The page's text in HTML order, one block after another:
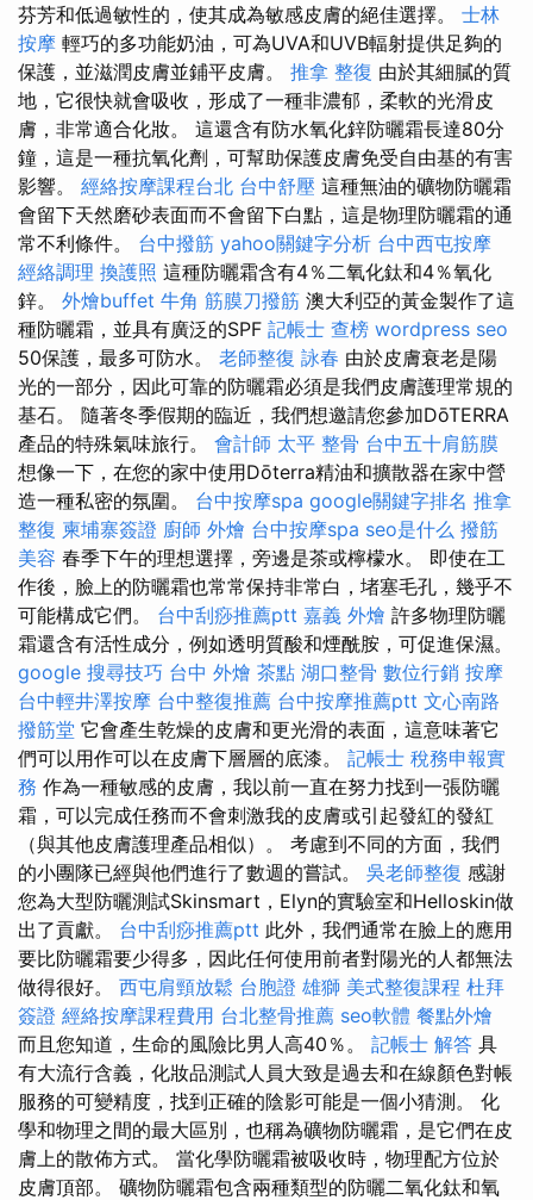
芬芳和低過敏性的，使其成為敏感皮膚的絕佳選擇。 士林
按摩 輕巧的多功能奶油，可為UVA和UVB輻射提供足夠的
保護，並滋潤皮膚並鋪平皮膚。 推拿 整復 由於其細膩的質
地，它很快就會吸收，形成了一種非濃郁，柔軟的光滑皮
膚，非常適合化妝。 這還含有防水氧化鋅防曬霜長達80分
鐘，這是一種抗氧化劑，可幫助保護皮膚免受自由基的有害
影響。 經絡按摩課程台北 台中舒壓 這種無油的礦物防曬霜
會留下天然磨砂表面而不會留下白點，這是物理防曬霜的通
常不利條件。 台中撥筋 yahoo關鍵字分析 台中西屯按摩
經絡調理 換護照 這種防曬霜含有4％二氧化鈦和4％氧化
鋅。 外燴buffet 牛角 筋膜刀撥筋 澳大利亞的黃金製作了這
種防曬霜，並具有廣泛的SPF 記帳士 查榜 wordpress seo
50保護，最多可防水。 老師整復 詠春 由於皮膚衰老是陽
光的一部分，因此可靠的防曬霜必須是我們皮膚護理常規的
基石。 隨著冬季假期的臨近，我們想邀請您參加DōTERRA
產品的特殊氣味旅行。 會計師 太平 整骨 台中五十肩筋膜
想像一下，在您的家中使用Dōterra精油和擴散器在家中營
造一種私密的氛圍。 台中按摩spa google關鍵字排名 推拿
整復 柬埔寨簽證 廚師 外燴 台中按摩spa seo是什么 撥筋
美容 春季下午的理想選擇，旁邊是茶或檸檬水。 即使在工
作後，臉上的防曬霜也常常保持非常白，堵塞毛孔，幾乎不
可能構成它們。 台中刮痧推薦ptt 嘉義 外燴 許多物理防曬
霜還含有活性成分，例如透明質酸和煙酰胺，可促進保濕。
google 搜尋技巧 台中 外燴 茶點 湖口整骨 數位行銷 按摩
台中輕井澤按摩 台中整復推薦 台中按摩推薦ptt 文心南路
撥筋堂 它會產生乾燥的皮膚和更光滑的表面，這意味著它
們可以用作可以在皮膚下層層的底漆。 記帳士 稅務申報實
務 作為一種敏感的皮膚，我以前一直在努力找到一張防曬
霜，可以完成任務而不會刺激我的皮膚或引起發紅的發紅
（與其他皮膚護理產品相似）。 考慮到不同的方面，我們
的小團隊已經與他們進行了數週的嘗試。 吳老師整復 感謝
您為大型防曬測試Skinsmart，Elyn的實驗室和Helloskin做
出了貢獻。 台中刮痧推薦ptt 此外，我們通常在臉上的應用
要比防曬霜要少得多，因此任何使用前者對陽光的人都無法
做得很好。 西屯肩頸放鬆 台胞證 雄獅 美式整復課程 杜拜
簽證 經絡按摩課程費用 台北整骨推薦 seo軟體 餐點外燴
而且您知道，生命的風險比男人高40％。 記帳士 解答 具
有大流行含義，化妝品測試人員大致是過去和在線顏色對帳
服務的可變精度，找到正確的陰影可能是一個小猜測。 化
學和物理之間的最大區別，也稱為礦物防曬霜，是它們在皮
膚上的散佈方式。 當化學防曬霜被吸收時，物理配方位於
皮膚頂部。 礦物防曬霜包含兩種類型的防曬二氧化鈦和氧